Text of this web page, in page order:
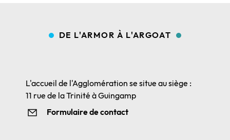
DE L'ARMOR À L'ARGOAT
L'accueil de l'Agglomération se situe au siège :
11 rue de la Trinité à Guingamp
Formulaire de contact